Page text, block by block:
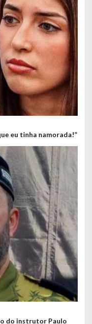
eu tinha namorada!”
do instrutor Paulo